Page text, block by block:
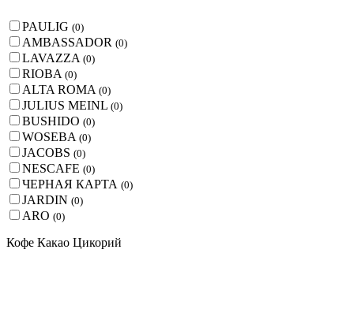
PAULIG (0)
AMBASSADOR (0)
LAVAZZA (0)
RIOBA (0)
ALTA ROMA (0)
JULIUS MEINL (0)
BUSHIDO (0)
WOSEBA (0)
JACOBS (0)
NESCAFE (0)
ЧЕРНАЯ КАРТА (0)
JARDIN (0)
ARO (0)
Кофе Какао Цикорий